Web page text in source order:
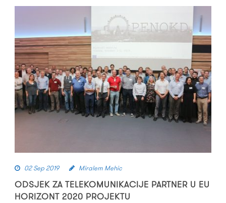
02 Sep 2019 Miralem Mehic
ODSJEK ZA TELEKOMUNIKACIJE PARTNER U EU
HORIZONT 2020 PROJEKTU